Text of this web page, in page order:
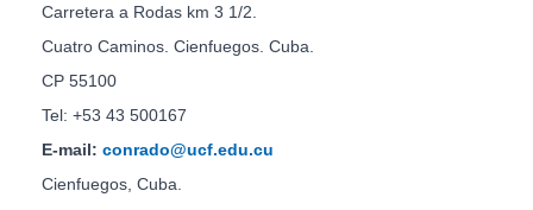
Carretera a Rodas km 3 1/2.
Cuatro Caminos. Cienfuegos. Cuba.
CP 55100
Tel: +53 43 500167
E-mail: conrado@ucf.edu.cu
Cienfuegos, Cuba.